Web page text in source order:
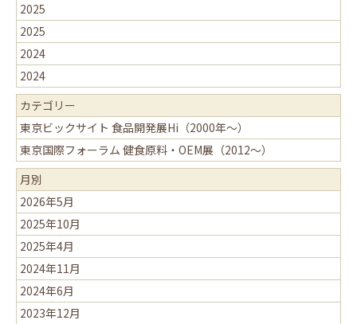
2025
2025
2024
2024
カテゴリー
東京ビックサイト ⾷品開発展Hi（2000年〜）
東京国際フォーラム 健⾷原料・OEM展（2012〜）
月別
2026年5月
2025年10月
2025年4月
2024年11月
2024年6月
2023年12月